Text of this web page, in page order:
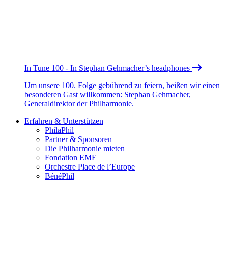
In Tune 100 - In Stephan Gehmacher’s headphones
Um unsere 100. Folge gebührend zu feiern, heißen wir einen
besonderen Gast willkommen: Stephan Gehmacher,
Generaldirektor der Philharmonie.
Erfahren & Unterstützen
PhilaPhil
Partner & Sponsoren
Die Philharmonie mieten
Fondation EME
Orchestre Place de l’Europe
BénéPhil